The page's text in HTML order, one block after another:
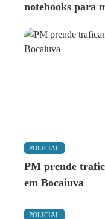
notebooks para
POLICIAL
PM prende
em Bocaiuva
POLICIAL